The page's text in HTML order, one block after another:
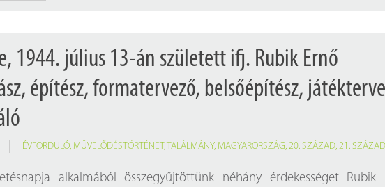
1944. július 13-án született ifj. Rubik Ernő
építész, formatervező, belsőépítész,
ÉVFORDULÓ, MŰVELŐDÉSTÖRTÉNET, TALÁLMÁNY, MAGYARORSZÁG,20. SZÁZAD,21. SZÁZAD
alkalmából összegyűjtöttünk néhány érdekességet Rubik